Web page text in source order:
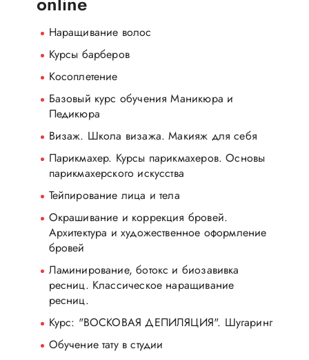
Наращивание волос
Курсы барберов
Косоплетение
Базовый курс обучения Маникюра и
Педикюра
Визаж. Школа визажа. Макияж для себя
Парикмахер. Курсы парикмахеров. Основы
парикмахерского искусства
Тейпирование лица и тела
Окрашивание и коррекция бровей.
Архитектура и художественное оформление
бровей
Ламинирование, ботокс и биозавивка
ресниц. Классическое наращивание
ресниц.
Курс: "ВОСКОВАЯ ДЕПИЛЯЦИЯ". Шугаринг
Обучение тату в студии